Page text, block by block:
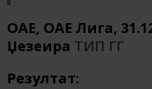
ОАЕ, ОАЕ Лига,
Џезеира ТИП ГГ
Резултат: